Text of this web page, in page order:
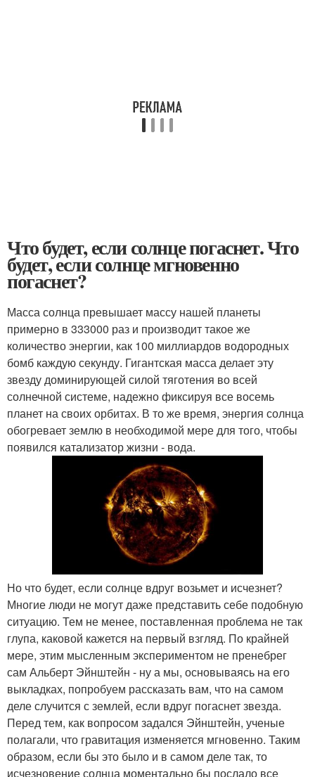
Что будет, если солнце погаснет. Что
будет, если солнце мгновенно
погаснет?
Масса солнца превышает массу нашей планеты
примерно в 333000 раз и производит такое же
количество энергии, как 100 миллиардов водородных
бомб каждую секунду. Гигантская масса делает эту
звезду доминирующей силой тяготения во всей
солнечной системе, надежно фиксируя все восемь
планет на своих орбитах. В то же время, энергия солнца
обогревает землю в необходимой мере для того, чтобы
появился катализатор жизни - вода.
Но что будет, если солнце вдруг возьмет и исчезнет?
Многие люди не могут даже представить себе подобную
ситуацию. Тем не менее, поставленная проблема не так
глупа, каковой кажется на первый взгляд. По крайней
мере, этим мысленным экспериментом не пренебрег
сам Альберт Эйнштейн - ну а мы, основываясь на его
выкладках, попробуем рассказать вам, что на самом
деле случится с землей, если вдруг погаснет звезда.
Перед тем, как вопросом задался Эйнштейн, ученые
полагали, что гравитация изменяется мгновенно. Таким
образом, если бы это было и в самом деле так, то
исчезновение солнца моментально бы послало все